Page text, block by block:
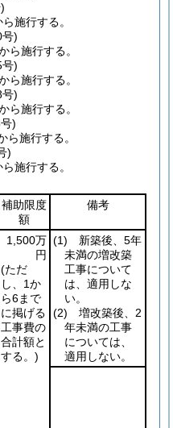
施行する。
)
ら施行する。
)
ら施行する。
)
ら施行する。
)
ら施行する。
)
施行する。
補助限度
額
備考
1,500万
円
(ただ
し、1か
ら6まで
に掲げる
工事費の
合計額と
する。)
(1) 新築後、5年
未満の増改築
工事について
は、適用しな
い。
(2) 増改築後、2
年未満の工事
については、
適用しない。